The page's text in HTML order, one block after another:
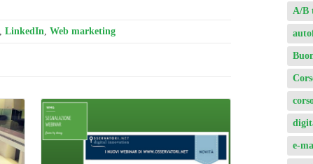
LinkedIn Web marketing
e-